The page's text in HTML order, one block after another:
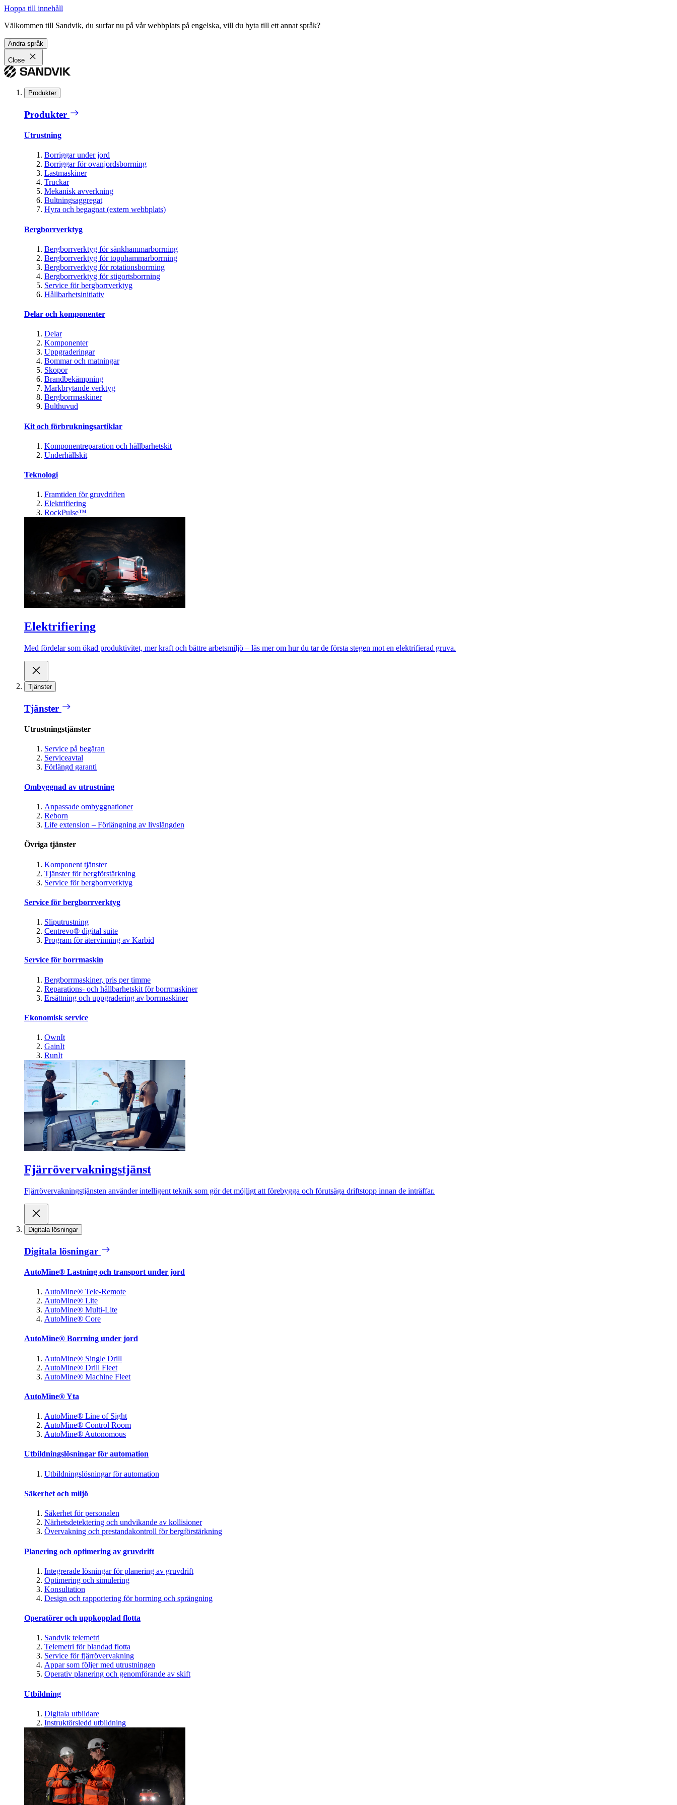
Hoppa till innehåll
Välkommen till Sandvik, du surfar nu på vår webbplats på engelska, vill du byta till ett annat språk?
Ändra språk
Close
Produkter
Produkter
Utrustning
Borriggar under jord
Borriggar för ovanjordsborrning
Lastmaskiner
Truckar
Mekanisk avverkning
Bultningsaggregat
Hyra och begagnat (extern webbplats)
Bergborrverktyg
Bergborrverktyg för sänkhammarborrning
Bergborrverktyg för topphammarborrning
Bergborrverktyg för rotationsborrning
Bergborrverktyg för stigortsborrning
Service för bergborrverktyg
Hållbarhetsinitiativ
Delar och komponenter
Delar
Komponenter
Uppgraderingar
Bommar och matningar
Skopor
Brandbekämpning
Markbrytande verktyg
Bergborrmaskiner
Bulthuvud
Kit och förbrukningsartiklar
Komponentreparation och hållbarhetskit
Underhållskit
Teknologi
Framtiden för gruvdriften
Elektrifiering
RockPulse™
Elektrifiering
Med fördelar som ökad produktivitet, mer kraft och bättre arbetsmiljö – läs mer om hur du tar de första stegen mot en elektrifierad gruva.
Tjänster
Tjänster
Utrustningstjänster
Service på begäran
Serviceavtal
Förlängd garanti
Ombyggnad av utrustning
Anpassade ombyggnationer
Reborn
Life extension – Förlängning av livslängden
Övriga tjänster
Komponent tjänster
Tjänster för bergförstärkning
Service för bergborrverktyg
Service för bergborrverktyg
Sliputrustning
Centrevo® digital suite
Program för återvinning av Karbid
Service för borrmaskin
Bergborrmaskiner, pris per timme
Reparations- och hållbarhetskit för borrmaskiner
Ersättning och uppgradering av borrmaskiner
Ekonomisk service
OwnIt
GainIt
RunIt
Fjärrövervakningstjänst
Fjärrövervakningstjänsten använder intelligent teknik som gör det möjligt att förebygga och förutsäga driftstopp innan de inträffar.
Digitala lösningar
Digitala lösningar
AutoMine® Lastning och transport under jord
AutoMine® Tele-Remote
AutoMine® Lite
AutoMine® Multi-Lite
AutoMine® Core
AutoMine® Borrning under jord
AutoMine® Single Drill
AutoMine® Drill Fleet
AutoMine® Machine Fleet
AutoMine® Yta
AutoMine® Line of Sight
AutoMine® Control Room
AutoMine® Autonomous
Utbildningslösningar för automation
Utbildningslösningar för automation
Säkerhet och miljö
Säkerhet för personalen
Närhetsdetektering och undvikande av kollisioner
Övervakning och prestandakontroll för bergförstärkning
Planering och optimering av gruvdrift
Integrerade lösningar för planering av gruvdrift
Optimering och simulering
Konsultation
Design och rapportering för borrning och sprängning
Operatörer och uppkopplad flotta
Sandvik telemetri
Telemetri för blandad flotta
Service för fjärrövervakning
Appar som följer med utrustningen
Operativ planering och genomförande av skift
Utbildning
Digitala utbildare
Instruktörsledd utbildning